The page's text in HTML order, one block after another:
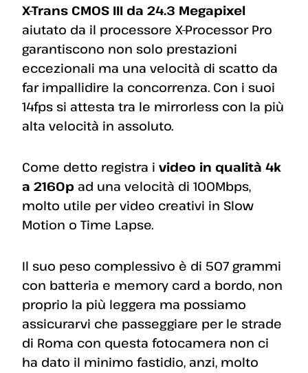
X-Trans CMOS III da 24.3 Megapixel
aiutato da il processore X-Processor Pro
garantiscono non solo prestazioni
eccezionali ma una velocità di scatto da
far impallidire la concorrenza. Con i suoi
14fps si attesta tra le mirrorless con la più
alta velocità in assoluto.
Come detto registra i video in qualità 4k
a 2160p ad una velocità di 100Mbps,
molto utile per video creativi in Slow
Motion o Time Lapse.
Il suo peso complessivo è di 507 grammi
con batteria e memory card a bordo, non
proprio la più leggera ma possiamo
assicurarvi che passeggiare per le strade
di Roma con questa fotocamera non ci
ha dato il minimo fastidio, anzi, molto